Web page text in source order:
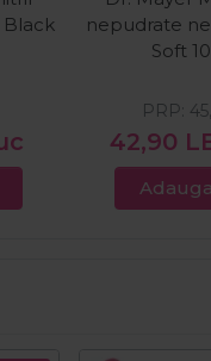
nepudrate
Soft
42,90
PRP: